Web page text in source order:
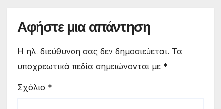
Αφήστε μια απάντηση
Η ηλ. διεύθυνση σας δεν δημοσιεύεται. Τα
υποχρεωτικά πεδία σημειώνονται με *
Σχόλιο *